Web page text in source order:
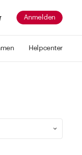
Mehr anzeigen
Anmelden
Helpcenter